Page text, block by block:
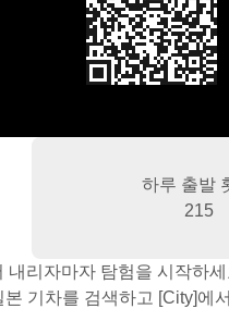
하루 출발
215
리자마자 탐험을 시작하
기차를 검색하고 [City]에